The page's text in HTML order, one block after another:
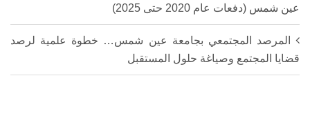
عين شمس (دفعات عام 2020 حتى 2025)
المرصد المجتمعي بجامعة عين شمس… خطوة علمية لرصد
قضايا المجتمع وصياغة حلول المستقبل